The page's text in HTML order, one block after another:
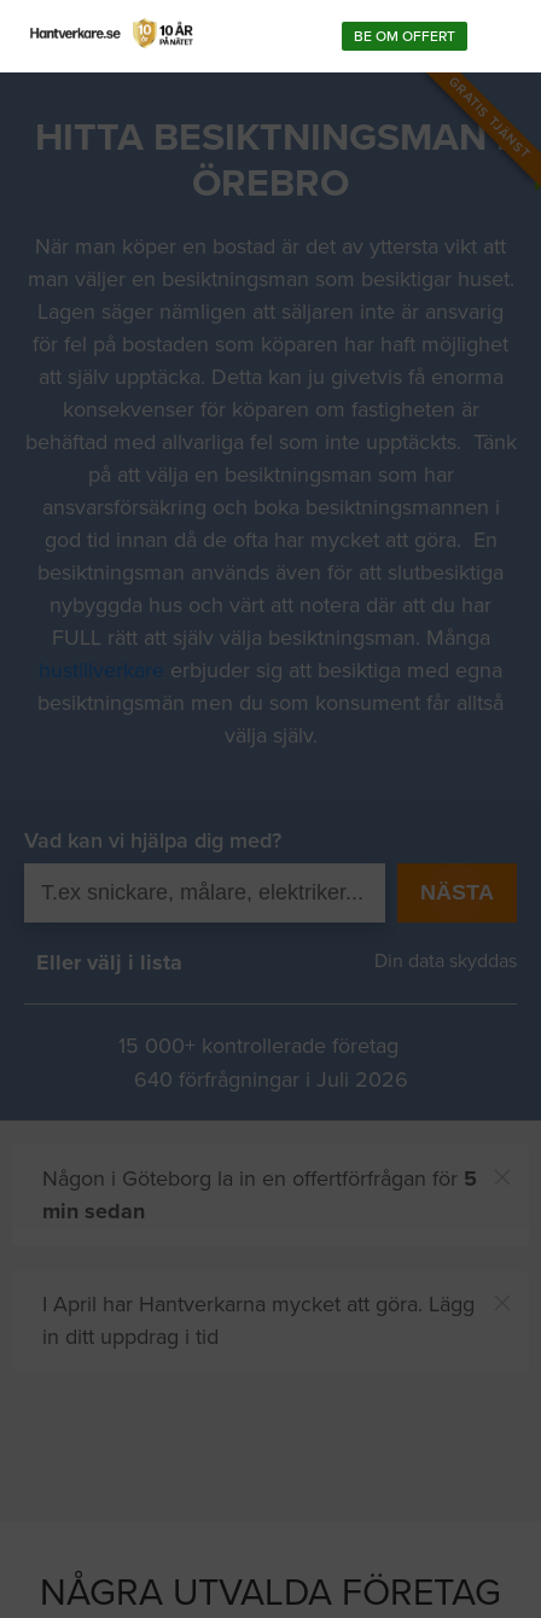
BE OM OFFERT
GRATIS TJÄNST
HITTA BESIKTNINGSMAN I
ÖREBRO
När man köper en bostad är det av yttersta vikt att
man väljer en besiktningsman som besiktigar huset.
Lagen säger nämligen att säljaren inte är ansvarig
för fel på bostaden som köparen har haft möjlighet
att själv upptäcka. Detta kan ju givetvis få enorma
konsekvenser för köparen om fastigheten är
behäftad med allvarliga fel som inte upptäckts. Tänk
på att välja en besiktningsman som har
ansvarsförsäkring och boka besiktningsmannen i
god tid innan då de ofta har mycket att göra. En
besiktningsman används även för att slutbesiktiga
nybyggda hus och värt att notera där att du har
FULL rätt att själv välja besiktningsman. Många
hustillverkare erbjuder sig att besiktiga med egna
besiktningsmän men du som konsument får alltså
välja själv.
Vad kan vi hjälpa dig med?
NÄSTA
Eller välj i lista Din data skyddas
15 000+ kontrollerade företag
640 förfrågningar i Juli 2026
Någon i Göteborg la in en offertförfrågan för 5
min sedan
I April har Hantverkarna mycket att göra. Lägg
in ditt uppdrag i tid
NÅGRA UTVALDA FÖRETAG